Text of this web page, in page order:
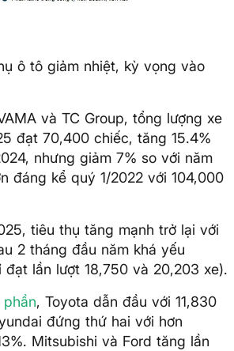
ô tô giảm nhiệt, kỳ vọng vào
và TC Group, tổng lượng xe
đạt 70,400 chiếc, tăng 15.4%
nhưng giảm 7% so với năm
đáng kể quý 1/2022 với 104,000
tiêu thụ tăng mạnh trở lại với
2 tháng đầu năm khá yếu
đạt lần lượt 18,750 và 20,203 xe).
, Toyota dẫn đầu với 11,830
đứng thứ hai với hơn
Mitsubishi và Ford tăng lần